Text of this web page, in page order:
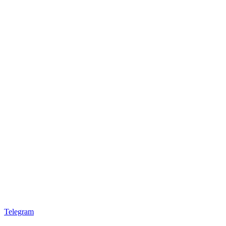
Telegram